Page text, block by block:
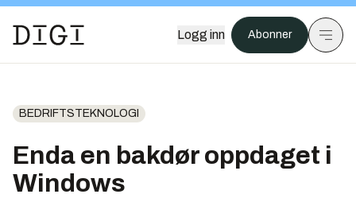
Logg inn Abonner
BEDRIFTSTEKNOLOGI
Enda en bakdør oppdaget i
Windows